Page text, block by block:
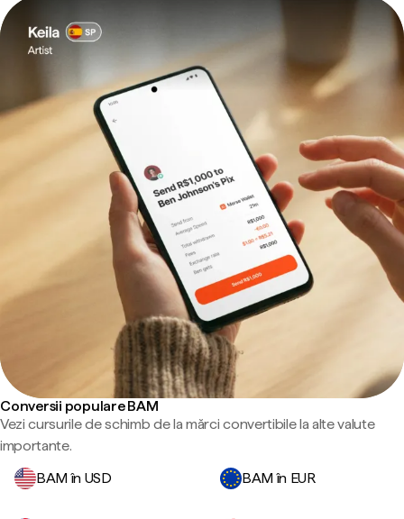
Conversii populare BAM
Vezi cursurile de schimb de la mărci convertibile la alte valute
importante.
BAM în USD
BAM în EUR